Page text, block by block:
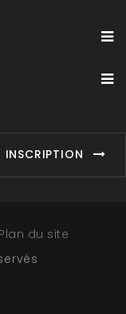
INSCRIPTION
Plan du site